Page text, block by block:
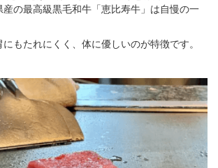
の最高級黒毛和牛「恵比寿牛」は自慢の一
もたれにくく、体に優しいのが特徴です。